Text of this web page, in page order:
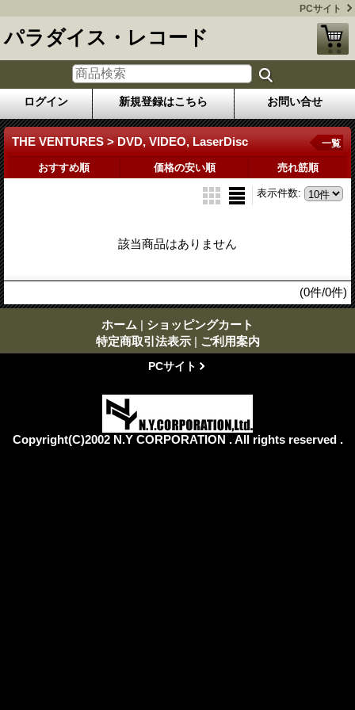
PCサイト
パラダイス・レコード
ログイン 新規登録はこちら お問い合せ
THE VENTURES > DVD, VIDEO, LaserDisc 一覧
おすすめ順 価格の安い順 売れ筋順
表示件数:
該当商品はありません
(0件/0件)
ホーム | ショッピングカート
特定商取引法表示 | ご利用案内
PCサイト
Copyright(C)2002 N.Y CORPORATION . All rights reserved .